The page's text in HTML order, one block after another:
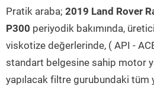
Pratik araba; 2019 Land Rover
P300 periyodik bakımında,
viskotize değerlerinde, ( API -
standart belgesine sahip motor
yapılacak filtre gurubundaki tüm